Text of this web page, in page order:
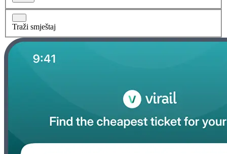
Traži smještaj